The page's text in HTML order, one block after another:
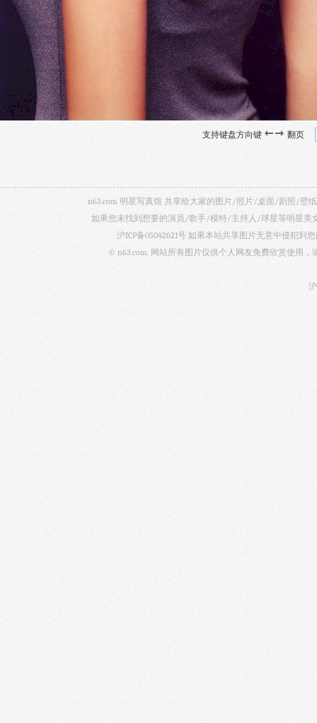
支持键盘方向键 翻页
n63.com 明星写真馆 共享给大家的图片/照片/桌面/剧照/壁
如果您未找到想要的演员/歌手/模特/主持人/球星等明星美
沪ICP备05042621号 如果本站共享图片无意中侵犯到
© n63.com. 网站所有图片仅供个人网友免费欣赏使用